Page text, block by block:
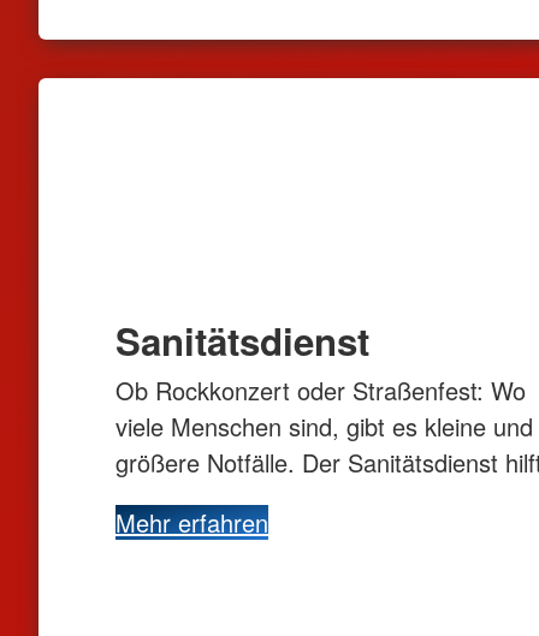
Sanitätsdienst
Ob Rockkonzert oder Straßenfest: Wo
viele Menschen sind, gibt es kleine und
größere Notfälle. Der Sanitätsdienst
Mehr erfahren